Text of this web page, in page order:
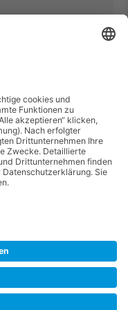
2026 in Mehrum
Webdesign